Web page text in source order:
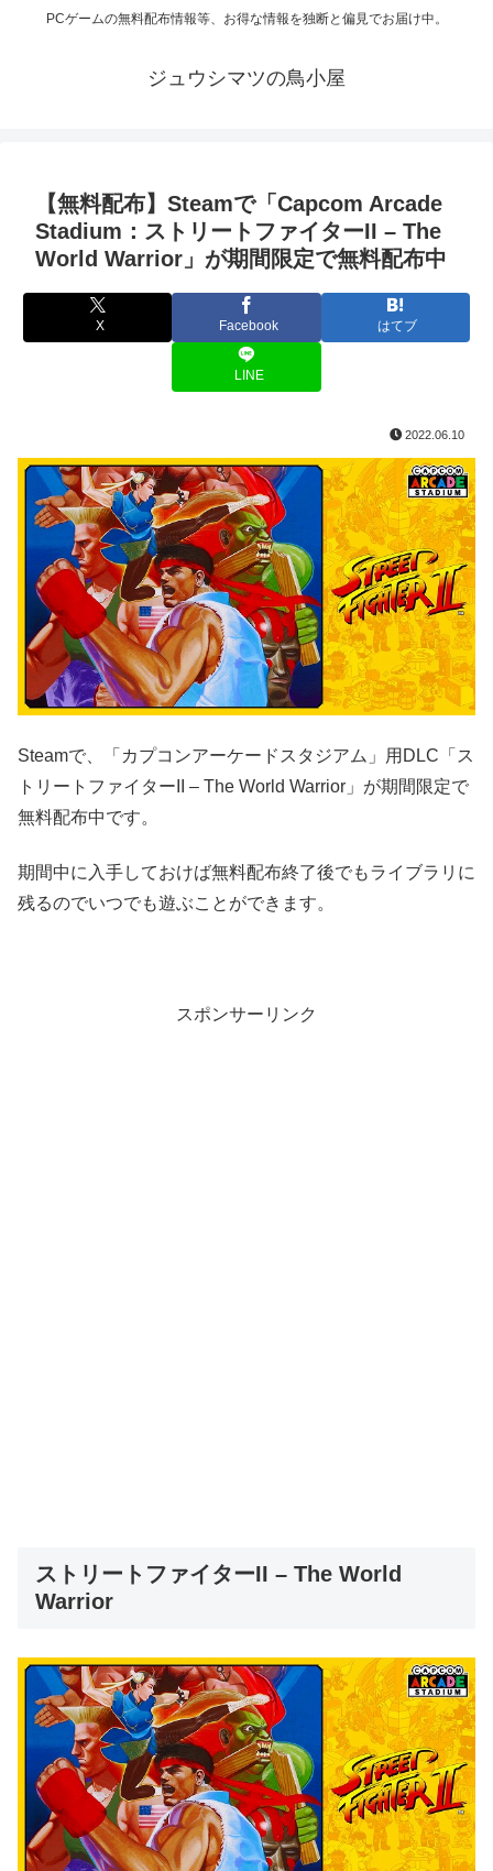
PCゲームの無料配布情報等、お得な情報を独断と偏見でお届け中。
ジュウシマツの鳥小屋
【無料配布】Steamで「Capcom Arcade
Stadium：ストリートファイターII – The
World Warrior」が期間限定で無料配布中
X Facebook はてブ
LINE
2022.06.10
Steamで、「カプコンアーケードスタジアム」用DLC「ス
トリートファイターII – The World Warrior」が期間限定で
無料配布中です。
期間中に入手しておけば無料配布終了後でもライブラリに
残るのでいつでも遊ぶことができます。
スポンサーリンク
ストリートファイターII – The World
Warrior